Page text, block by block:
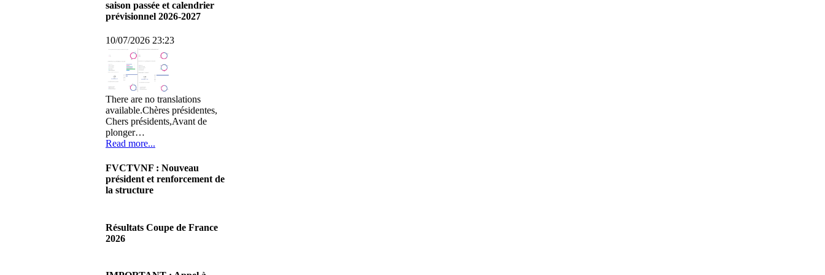
saison passée et calendrier
prévisionnel 2026-2027
10/07/2026 23:23
There are no translations
available.Chères présidentes,
Chers présidents,Avant de
plonger…
Read more...
FVCTVNF : Nouveau
président et renforcement de
la structure
There are no translations
available.Chères Présidentes,
Read more...
Résultats Coupe de France
2026